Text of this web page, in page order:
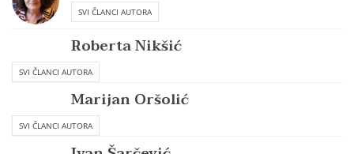
SVI ČLANCI AUTORA
Roberta Nikšić
SVI ČLANCI AUTORA
Marijan Oršolić
SVI ČLANCI AUTORA